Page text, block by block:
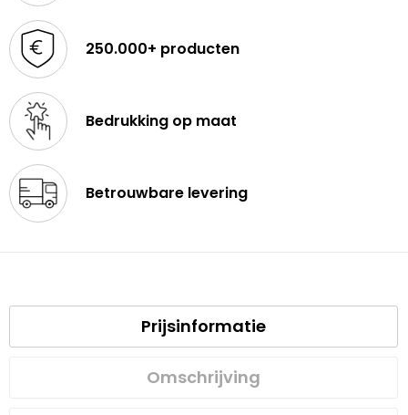
250.000+ producten
Bedrukking op maat
Betrouwbare levering
Prijsinformatie
Omschrijving